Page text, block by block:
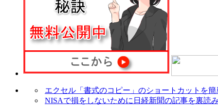
エクセル「書式のコピー」のショートカットを
NISAで損をしないために日経新聞の記事を裏読